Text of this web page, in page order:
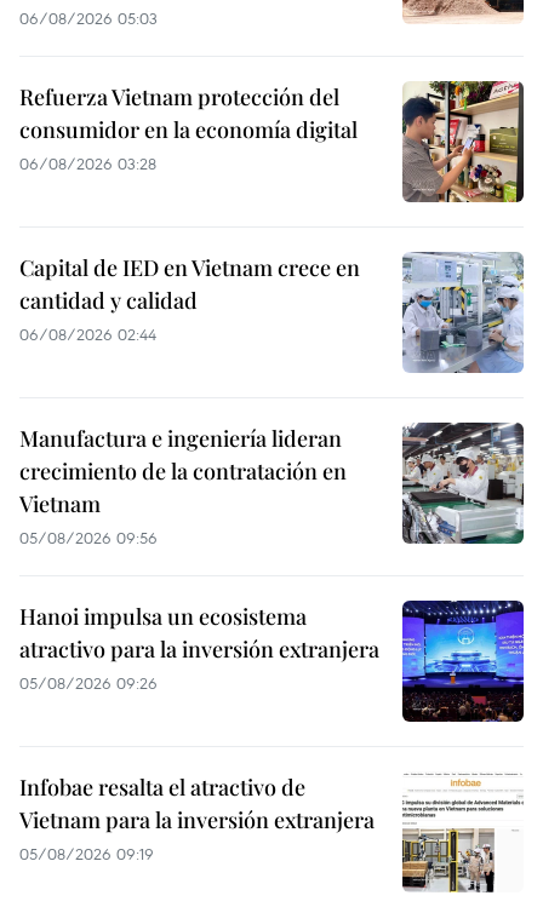
06/08/2026 05:03
Refuerza Vietnam protección del
consumidor en la economía digital
06/08/2026 03:28
Capital de IED en Vietnam crece en
cantidad y calidad
06/08/2026 02:44
Manufactura e ingeniería lideran
crecimiento de la contratación en
Vietnam
05/08/2026 09:56
Hanoi impulsa un ecosistema
atractivo para la inversión extranjera
05/08/2026 09:26
Infobae resalta el atractivo de
Vietnam para la inversión extranjera
05/08/2026 09:19